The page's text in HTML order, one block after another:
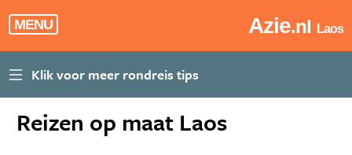
MENU Azie.nl Laos
Reizen op maat Laos